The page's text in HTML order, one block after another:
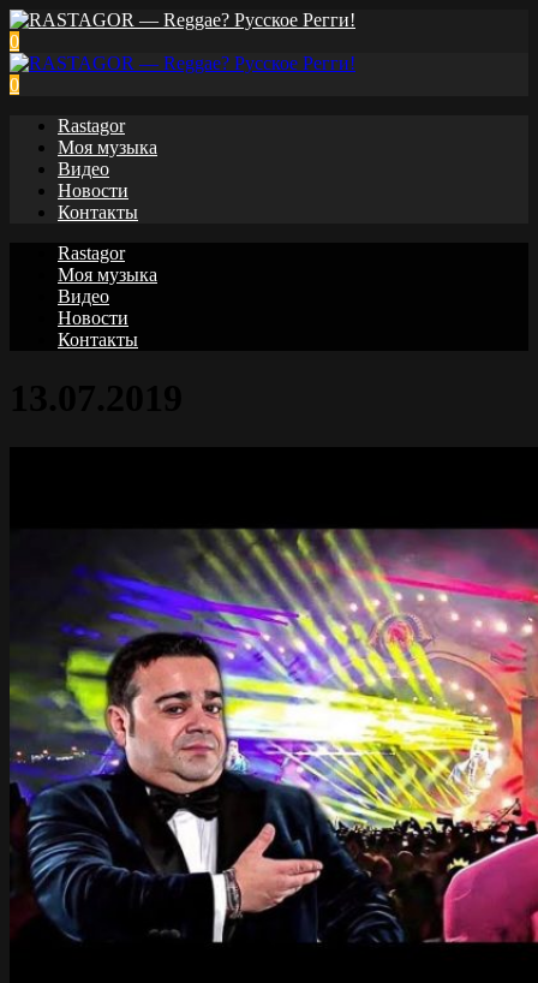
0
0
Rastagor
Моя музыка
Видео
Новости
Контакты
Rastagor
Моя музыка
Видео
Новости
Контакты